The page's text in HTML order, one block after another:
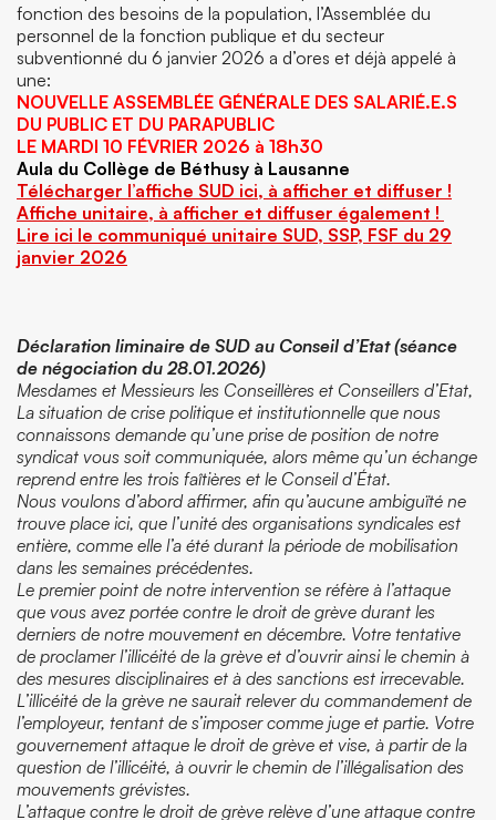
fonction des besoins de la population, l’Assemblée du
personnel de la fonction publique et du secteur
subventionné du 6 janvier 2026 a d’ores et déjà appelé à
une:
NOUVELLE ASSEMBLÉE GÉNÉRALE DES SALARIÉ.E.S
DU PUBLIC ET DU PARAPUBLIC
LE MARDI 10 FÉVRIER 2026 à 18h30
Aula du Collège de Béthusy à Lausanne
Télécharger l’affiche SUD ici, à afficher et diffuser !
Affiche unitaire, à afficher et diffuser également !
Lire ici le communiqué unitaire SUD, SSP, FSF du 29
janvier 2026
Déclaration liminaire de SUD au Conseil d’Etat (séance
de négociation du 28.01.2026)
Mesdames et Messieurs les Conseillères et Conseillers d’Etat,
La situation de crise politique et institutionnelle que nous
connaissons demande qu’une prise de position de notre
syndicat vous soit communiquée, alors même qu’un échange
reprend entre les trois faîtières et le Conseil d’État.
Nous voulons d’abord affirmer, afin qu’aucune ambiguïté ne
trouve place ici, que l’unité des organisations syndicales est
entière, comme elle l’a été durant la période de mobilisation
dans les semaines précédentes.
Le premier point de notre intervention se réfère à l’attaque
que vous avez portée contre le droit de grève durant les
derniers de notre mouvement en décembre. Votre tentative
de proclamer l’illicéité de la grève et d’ouvrir ainsi le chemin à
des mesures disciplinaires et à des sanctions est irrecevable.
L’illicéité de la grève ne saurait relever du commandement de
l’employeur, tentant de s’imposer comme juge et partie. Votre
gouvernement attaque le droit de grève et vise, à partir de la
question de l’illicéité, à ouvrir le chemin de l’illégalisation des
mouvements grévistes.
L’attaque contre le droit de grève relève d’une attaque contre